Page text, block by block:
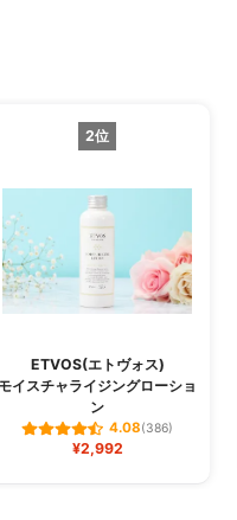
2位
ETVOS(エトヴォス)
モイスチャライジングローショ
ン
4.08(386)
¥2,992